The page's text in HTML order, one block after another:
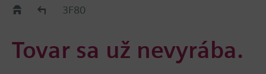
Old2New
3F80
Tovar sa už nevyrába.